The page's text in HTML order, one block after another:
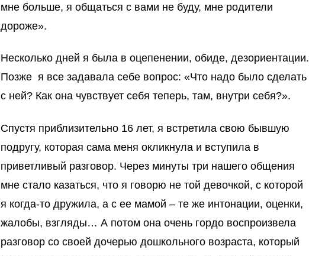
мне больше, я общаться с вами не буду, мне родители
дороже».
Несколько дней я была в оцепенении, обиде, дезориентации.
Позже я все задавала себе вопрос: «Что надо было сделать
с ней? Как она чувствует себя теперь, там, внутри себя?».
Спустя приблизительно 16 лет, я встретила свою бывшую
подругу, которая сама меня окликнула и вступила в
приветливый разговор. Через минуты три нашего общения
мне стало казаться, что я говорю не той девочкой, с которой
я когда-то дружила, а с ее мамой – те же интонации, оценки,
жалобы, взгляды… А потом она очень гордо воспроизвела
разговор со своей дочерью дошкольного возраста, который